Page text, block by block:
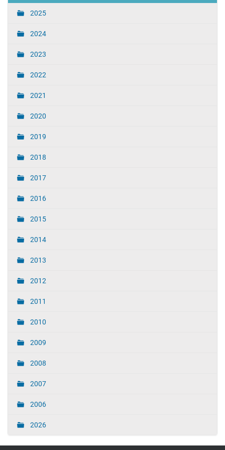
2025
2024
2023
2022
2021
2020
2019
2018
2017
2016
2015
2014
2013
2012
2011
2010
2009
2008
2007
2006
2026